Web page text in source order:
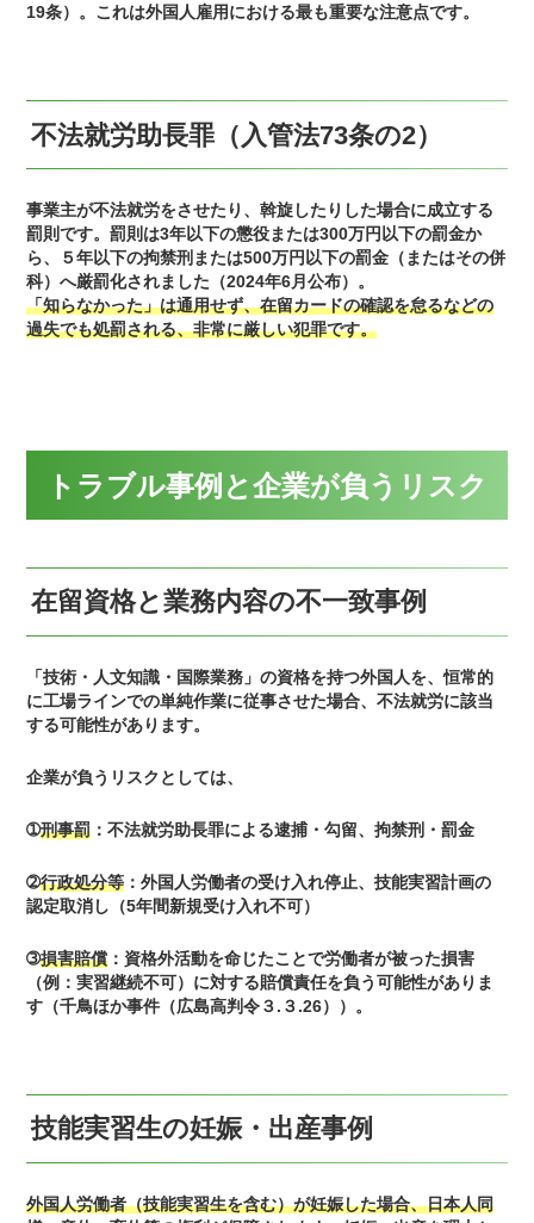
19条）。これは外国人雇用における最も重要な注意点です。
不法就労助長罪（入管法73条の2）
事業主が不法就労をさせたり、斡旋したりした場合に成立する
罰則です。罰則は3年以下の懲役または300万円以下の罰金か
ら、５年以下の拘禁刑または500万円以下の罰金（またはその併
科）へ厳罰化されました（2024年6月公布）。
「知らなかった」は通用せず、在留カードの確認を怠るなどの
過失でも処罰される、非常に厳しい犯罪です。
トラブル事例と企業が負うリスク
在留資格と業務内容の不一致事例
「技術・人文知識・国際業務」の資格を持つ外国人を、恒常的
に工場ラインでの単純作業に従事させた場合、不法就労に該当
する可能性があります。
企業が負うリスクとしては、
➀刑事罰 ：不法就労助長罪による逮捕・勾留、拘禁刑・罰金
➁行政処分等 ：外国人労働者の受け入れ停止、技能実習計画の
認定取消し（5年間新規受け入れ不可）
➂損害賠償 ： 資格外活動を命じたことで労働者が被った損害
（例：実習継続不可）に対する賠償責任を負う可能性がありま
す（千鳥ほか事件（広島高判令３.３.26））。
技能実習生の妊娠・出産事例
外国人労働者（技能実習生を含む）が妊娠した場合、日本人同